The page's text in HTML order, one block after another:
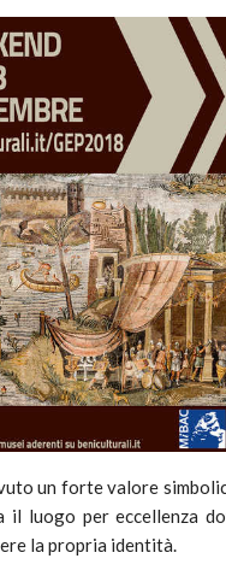
un forte valore
il luogo per eccellenza
la propria identità.